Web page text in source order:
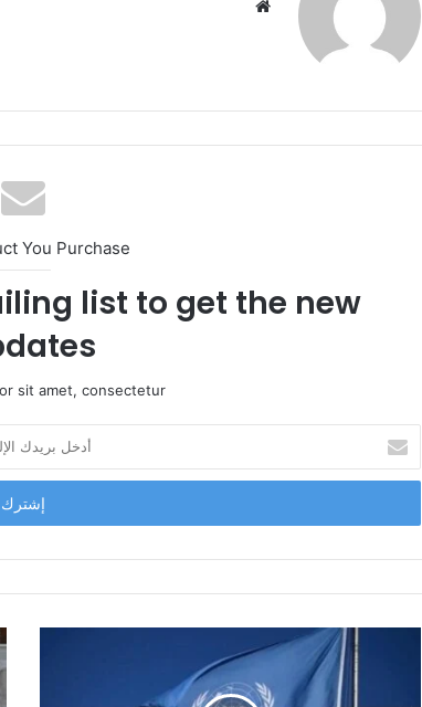
You Purchase
list to get the new
sit amet, consectetur.
بريدك
الإلكتروني